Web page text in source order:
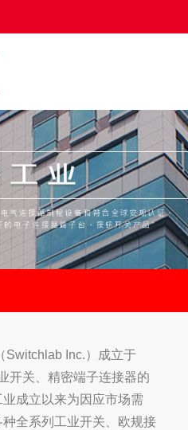
Switchlab Inc.）成立于
开关、精密端子连接器的
成立以来为因应市场需
全系列工业开关、欧规接